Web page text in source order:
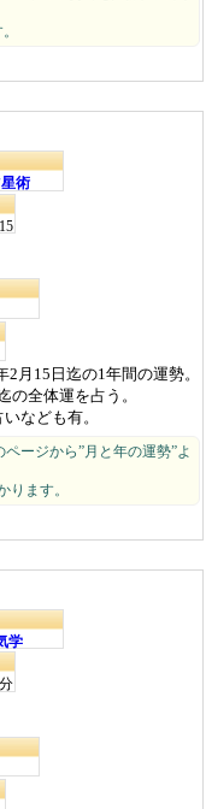
術
月15日迄の1年間の運勢。
の全体運を占う。
なども有。
ージから”月と年の運勢”よ
ります。
学